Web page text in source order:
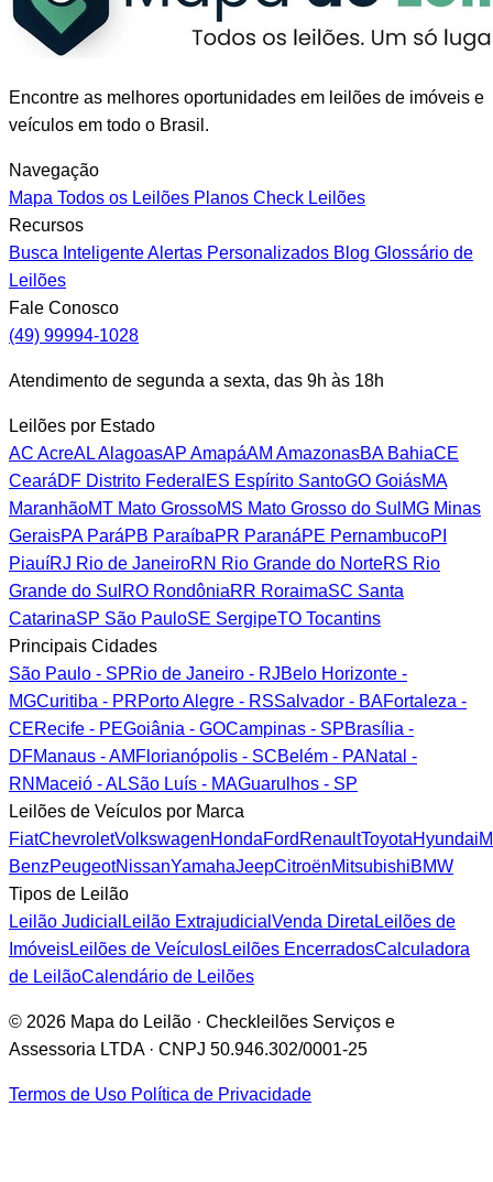
Encontre as melhores oportunidades em leilões de imóveis e
veículos em todo o Brasil.
Navegação
Mapa Todos os Leilões Planos Check Leilões
Recursos
Busca InteligenteAlertas Personalizados Blog Glossário de
Leilões
Fale Conosco
(49) 99994-1028
Atendimento de segunda a sexta, das 9h às 18h
Leilões por Estado
AC AcreALAlagoasAP AmapáAM AmazonasBABahiaCE
CearáDF Distrito Federal ES Espírito SantoGO GoiásMA
MaranhãoMT Mato GrossoMS Mato Grosso do Sul MG Minas
GeraisPAParáPB ParaíbaPR ParanáPE PernambucoPI
PiauíRJ Rio de JaneiroRN Rio Grande do NorteRS Rio
Grande do Sul RO RondôniaRR RoraimaSC Santa
CatarinaSP São PauloSE SergipeTO Tocantins
Principais Cidades
São Paulo - SPRio de Janeiro - RJBelo Horizonte -
MGCuritiba - PRPorto Alegre - RSSalvador - BAFortaleza -
CERecife - PEGoiânia - GOCampinas - SPBrasília -
DFManaus - AM Florianópolis - SCBelém - PANatal -
RN Maceió - ALSão Luís - MAGuarulhos - SP
Leilões de Veículos por Marca
FiatChevroletVolkswagenHondaFord RenaultToyotaHyundai
BenzPeugeotNissanYamahaJeepCitroënMitsubishiBMW
Tipos de Leilão
Leilão Judicial Leilão Extrajudicial Venda Direta Leilões de
ImóveisLeilões de VeículosLeilões EncerradosCalculadora
de LeilãoCalendário de Leilões
© 2026 Mapa do Leilão · Checkleilões Serviços e
Assessoria LTDA · CNPJ 50.946.302/0001-25
Termos de Uso Política de Privacidade